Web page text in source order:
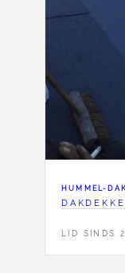
HUMMEL-
LID SINDS